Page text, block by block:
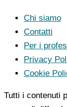
Chi siamo
Contatti
Per i
Privacy
Cookie
Tutti i contenuti